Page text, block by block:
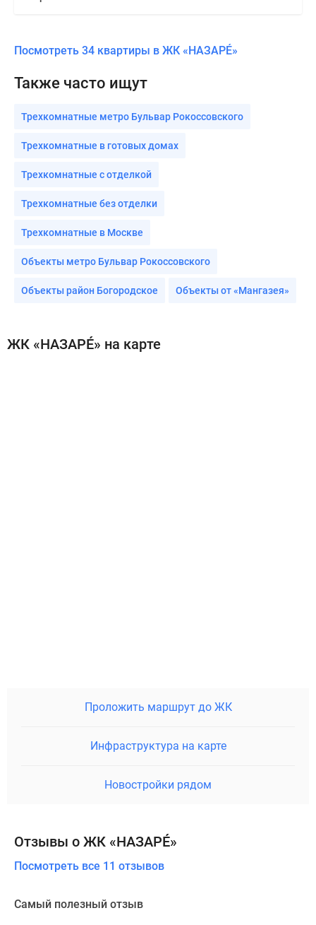
Посмотреть 34 квартиры в ЖК «НАЗАРÉ»
Также часто ищут
Трехкомнатные метро Бульвар Рокоссовского
Трехкомнатные в готовых домах
Трехкомнатные с отделкой
Трехкомнатные без отделки
Трехкомнатные в Москве
Объекты метро Бульвар Рокоссовского
Объекты район Богородское Объекты от «Мангазея»
ЖК «НАЗАРÉ» на карте
Проложить маршрут до ЖК
Инфраструктура на карте
Новостройки рядом
Отзывы о ЖК «НАЗАРÉ»
Посмотреть все 11 отзывов
Самый полезный отзыв